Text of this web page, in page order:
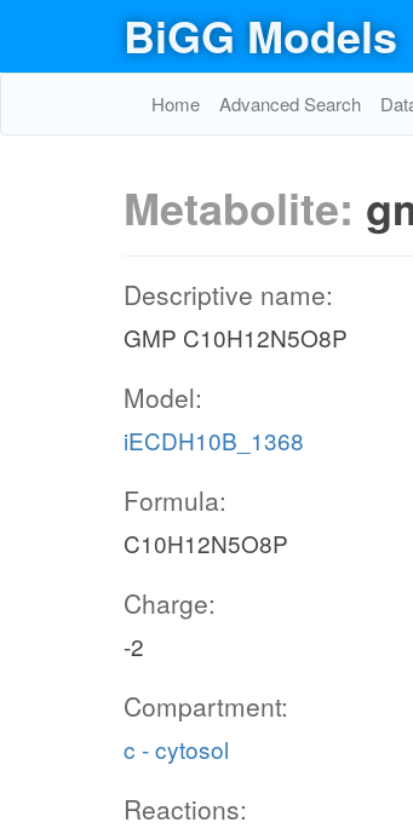
BiGG Models
Home Advanced Search
Metabolite:
Descriptive name:
GMP C10H12N5O8P
Model:
iECDH10B_1368
Formula:
C10H12N5O8P
Charge:
-2
Compartment:
c - cytosol
Reactions: